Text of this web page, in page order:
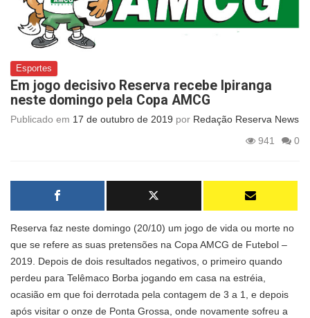
Esportes
Em jogo decisivo Reserva recebe Ipiranga
neste domingo pela Copa AMCG
Publicado em 17 de outubro de 2019 por Redação Reserva News
941
0
Reserva faz neste domingo (20/10) um jogo de vida ou morte no
que se refere as suas pretensões na Copa AMCG de Futebol –
2019. Depois de dois resultados negativos, o primeiro quando
perdeu para Telêmaco Borba jogando em casa na estréia,
ocasião em que foi derrotada pela contagem de 3 a 1, e depois
após visitar o onze de Ponta Grossa, onde novamente sofreu a